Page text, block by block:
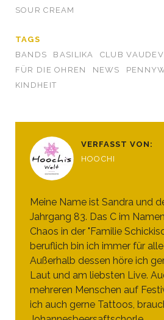
SOUR CREAM
TAGS
BANDS
BASILIKA CLUB
FÜR DIE OHREN
NEWS
KINDHEIT
VERFASST VON:
HOOCHI
Meine Name ist Sandra und
Jahrgang 83. Das C im
Chaos in der "Familie
beruflich bin ich immer für
Außerhalb dessen höre ich
Laut und am liebsten Live.
mehreren Menschen auf
ich auch gerne Tattoos,